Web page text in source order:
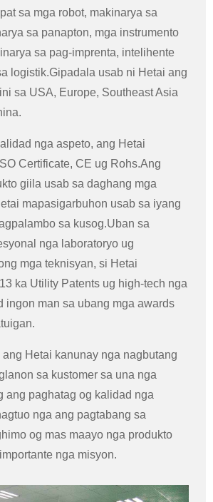
sa mga robot, makinarya sa
sa panapton, mga instrumento
sa pag-imprenta, intelihente
logistik.Gipadala usab ni Hetai ang
sa USA, Europe, Southeast Asia
nga aspeto, ang Hetai
Certificate, CE ug Rohs.Ang
giila usab sa daghang mga
mapasigarbuhon usab sa iyang
sa kusog.Uban sa
nga laboratoryo ug
mga teknisyan, si Hetai
ka Utility Patents ug high-tech nga
ingon man sa ubang mga awards
Hetai kanunay nga nagbutang
sa kustomer sa una nga
ang paghatag og kalidad nga
nga ang pagtabang sa
og mas maayo nga produkto
nga misyon.